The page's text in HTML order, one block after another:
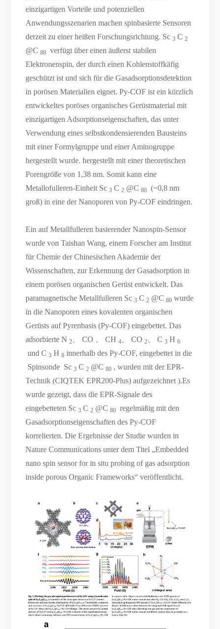
einzigartigen Vorteile und potenziellen
Anwendungsszenarien machen spinbasierte Sensoren
derzeit zu einer heißen Forschungsrichtung. Sc3 C2
@C80 verfügt über einen äußerst stabilen
Elektronenspin, der durch einen Kohlenstoffkäfig
geschützt ist und sich für die Gasadsorptionsdetektion
in porösen Materialien eignet. Py-COF ist ein kürzlich
entwickeltes poröses organisches Gerüstmaterial mit
einzigartigen Adsorptionseigenschaften, das unter
Verwendung eines selbstkondensierenden Bausteins
mit einer Formylgruppe und einer Aminogruppe
hergestellt wurde. hergestellt mit einer theoretischen
Porengröße von 1,38 nm. Somit kann eine
Metallofulleren-Einheit Sc3 C2 @C80 (~0,8 nm
groß) in eine der Nanoporen von Py-COF eindringen.
Ein auf Metallfulleren basierender Nanospin-Sensor
wurde von Taishan Wang, einem Forscher am Institut
für Chemie der Chinesischen Akademie der
Wissenschaften, zur Erkennung der Gasadsorption in
einem porösen organischen Gerüst entwickelt. Das
paramagnetische Metallfulleren Sc3 C2 @C80 wurde
in die Nanoporen eines kovalenten organischen
Gerüsts auf Pyrenbasis (Py-COF) eingebettet. Das
adsorbierte N2 、 CO 、 CH 4 、 CO2 、 C3 H6
und C3 H8 innerhalb des Py-COF, eingebettet in die
Spinsonde Sc3 C2 @C80 , wurden mit der EPR-
Technik (CIQTEK EPR200-Plus) aufgezeichnet ).Es
wurde gezeigt, dass die EPR-Signale des
eingebetteten Sc3 C2 @C80 regelmäßig mit den
Gasadsorptionseigenschaften des Py-COF
korrelierten. Die Ergebnisse der Studie wurden in
Nature Communications unter dem Titel „Embedded
nano spin sensor for in situ probing of gas adsorption
inside porous Organic Frameworks“ veröffentlicht.